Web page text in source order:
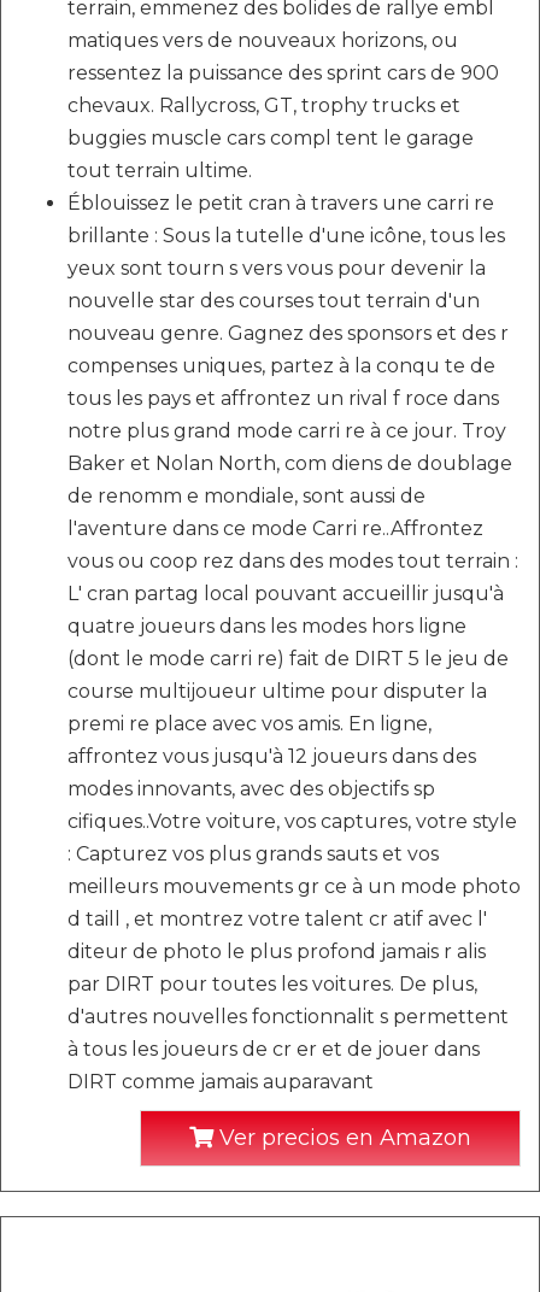
terrain, emmenez des bolides de rallye embl
matiques vers de nouveaux horizons, ou
ressentez la puissance des sprint cars de 900
chevaux. Rallycross, GT, trophy trucks et
buggies muscle cars compl tent le garage
tout terrain ultime.
Éblouissez le petit cran à travers une carri re
brillante : Sous la tutelle d'une icône, tous les
yeux sont tourn s vers vous pour devenir la
nouvelle star des courses tout terrain d'un
nouveau genre. Gagnez des sponsors et des r
compenses uniques, partez à la conqu te de
tous les pays et affrontez un rival f roce dans
notre plus grand mode carri re à ce jour. Troy
Baker et Nolan North, com diens de doublage
de renomm e mondiale, sont aussi de
l'aventure dans ce mode Carri re..Affrontez
vous ou coop rez dans des modes tout terrain :
L' cran partag local pouvant accueillir jusqu'à
quatre joueurs dans les modes hors ligne
(dont le mode carri re) fait de DIRT 5 le jeu de
course multijoueur ultime pour disputer la
premi re place avec vos amis. En ligne,
affrontez vous jusqu'à 12 joueurs dans des
modes innovants, avec des objectifs sp
cifiques..Votre voiture, vos captures, votre style
: Capturez vos plus grands sauts et vos
meilleurs mouvements gr ce à un mode photo
d taill , et montrez votre talent cr atif avec l'
diteur de photo le plus profond jamais r alis
par DIRT pour toutes les voitures. De plus,
d'autres nouvelles fonctionnalit s permettent
à tous les joueurs de cr er et de jouer dans
DIRT comme jamais auparavant
Ver precios en Amazon